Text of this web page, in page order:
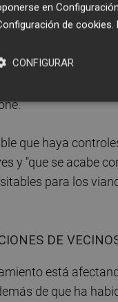
de una buena
a usuarios y
malos olores por
que haya
y "que se acabe
para los
DE
está
de que ha
en
de cookies.
CONFIGURAR